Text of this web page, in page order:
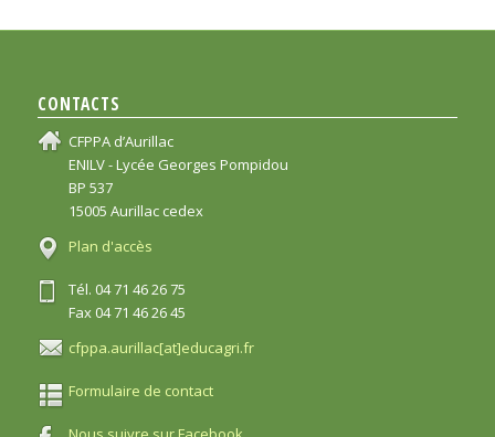
CONTACTS
CFPPA d’Aurillac
ENILV - Lycée Georges Pompidou
BP 537
15005 Aurillac cedex
Plan d'accès
Tél. 04 71 46 26 75
Fax 04 71 46 26 45
cfppa.aurillac[at]educagri.fr
Formulaire de contact